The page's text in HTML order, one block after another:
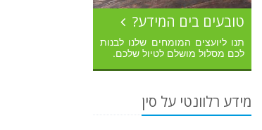
טובעים בים המידע?
תנו ליועצים המומחים שלנו לבנות
לכם מסלול מושלם לטיול שלכם.
מידע רלוונטי על סין